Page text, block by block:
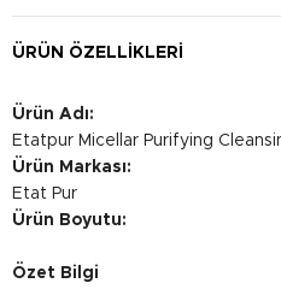
ÜRÜN ÖZELLIKLERI
Ürün Adı:
Etatpur Micellar Purifying
Ürün Markası:
Etat Pur
Ürün Boyutu:
Özet Bilgi